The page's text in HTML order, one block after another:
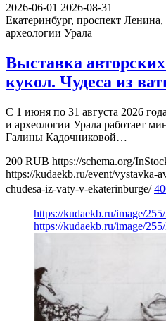
2026-06-01 2026-08-31
Екатеринбург, проспект Ленина,
археологии Урала
Выставка
кукол. Чудеса из
С 1 июня по 31 августа 2026
и археологии Урала работает
Галины Кадочниковой…
200 RUB https://schema.org/
https://kudaekb.ru/event/
chudesa-iz-vaty-v-ekaterinburge/
https://kudaekb.ru/image/
https://kudaekb.ru/image/